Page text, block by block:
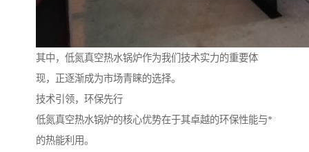
其中，低氮真空热水锅炉作为我们技术实力的重要体
现，正逐渐成为市场青睐的选择。
技术引领，环保先行
低氮真空热水锅炉的核心优势在于其卓越的环保性能与*
的热能利用。